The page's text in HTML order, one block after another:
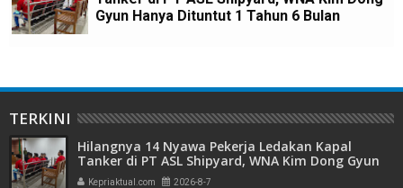
Gyun Hanya Dituntut 1 Tahun 6 Bulan
TERKINI
Hilangnya 14 Nyawa Pekerja Ledakan Kapal
Tanker di PT ASL Shipyard, WNA Kim Dong Gyun
Hanya Dituntut 1 Tahun 6 Bulan
Kepriaktual.com 2026-8-7